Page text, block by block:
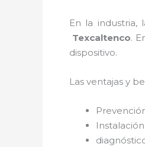
En la industria,
Texcaltenco.
dispositivo.
Las ventajas y